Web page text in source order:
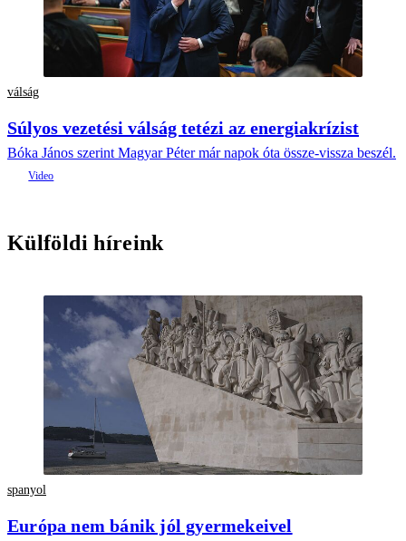
válság
Súlyos vezetési válság tetézi az energiakrízist
Bóka János szerint Magyar Péter már napok óta össze-vissza beszél.
Külföldi híreink
spanyol
Európa nem bánik jól gyermekeivel